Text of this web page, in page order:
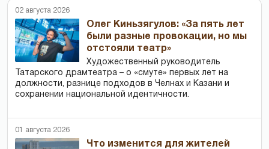
02 августа 2026
Олег Киньзягулов: «За пять лет
были разные провокации, но мы
отстояли театр»
Художественный руководитель
Татарского драмтеатра – о «смуте» первых лет на
должности, разнице подходов в Челнах и Казани и
сохранении национальной идентичности.
01 августа 2026
Что изменится для жителей